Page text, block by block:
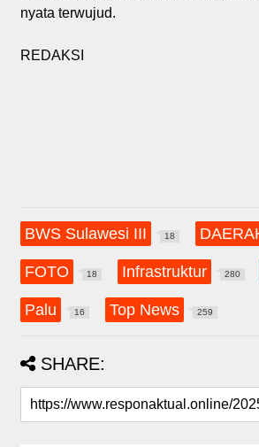
nyata terwujud.
REDAKSI
BWS Sulawesi III 18
FOTO 18 Infrastruktur 280
Palu 16 Top News 259
SHARE: